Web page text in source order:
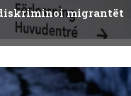
diskriminoi migrantët